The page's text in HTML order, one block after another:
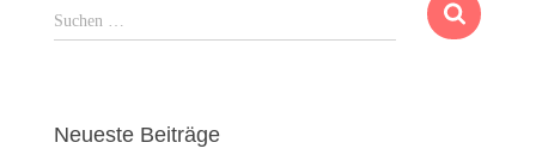
S
u
n
Suchen …
Neueste Beiträge